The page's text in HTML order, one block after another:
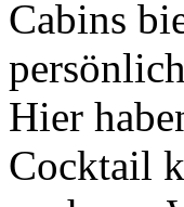
Cabins
Hier
Cocktail